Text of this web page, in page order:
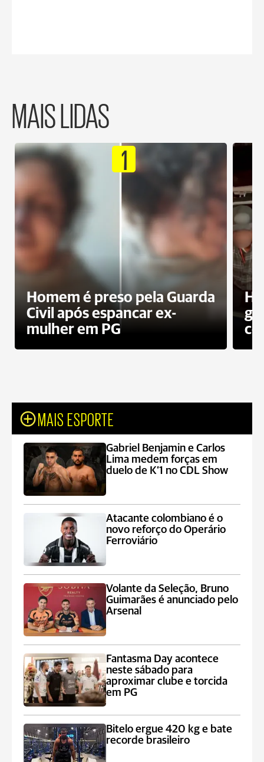
MAIS LIDAS
1
Homem é preso pela Guarda
Civil após espancar ex-
mulher em PG
MAIS ESPORTE
Gabriel Benjamin e Carlos
Lima medem forças em
duelo de K’1 no CDL Show
Atacante colombiano é o
novo reforço do Operário
Ferroviário
Volante da Seleção, Bruno
Guimarães é anunciado pelo
Arsenal
Fantasma Day acontece
neste sábado para
aproximar clube e torcida
em PG
Bitelo ergue 420 kg e bate
recorde brasileiro